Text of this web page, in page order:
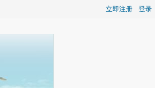
立即注册 登录